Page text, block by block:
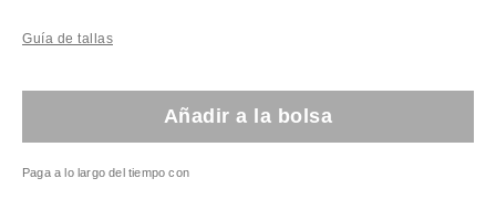
Guía de tallas
Añadir a la bolsa
Paga a lo largo del tiempo con